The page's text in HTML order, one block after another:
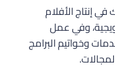
إنتاج الأفلام
وفي عمل
وخواتيم البرامج